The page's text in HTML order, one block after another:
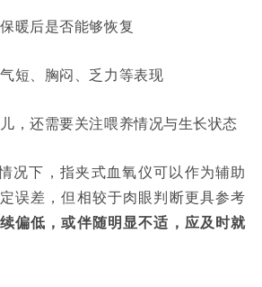
暖后是否能够恢复
短、胸闷、乏力等表现
，还需要关注喂养情况与生长状态
况下，指夹式血氧仪可以作为辅助
误差，但相较于肉眼判断更具参考
偏低，或伴随明显不适，应及时就